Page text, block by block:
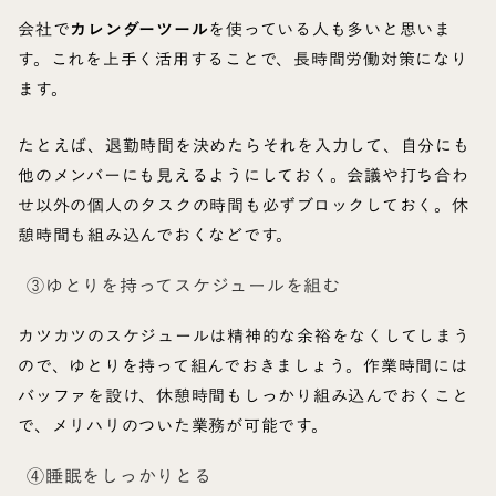
会社でカレンダーツールを使っている人も多いと思いま
す。これを上手く活用することで、長時間労働対策になり
ます。
たとえば、退勤時間を決めたらそれを入力して、自分にも
他のメンバーにも見えるようにしておく。会議や打ち合わ
せ以外の個人のタスクの時間も必ずブロックしておく。休
憩時間も組み込んでおくなどです。
③ゆとりを持ってスケジュールを組む
カツカツのスケジュールは精神的な余裕をなくしてしまう
ので、ゆとりを持って組んでおきましょう。作業時間には
バッファを設け、休憩時間もしっかり組み込んでおくこと
で、メリハリのついた業務が可能です。
④睡眠をしっかりとる